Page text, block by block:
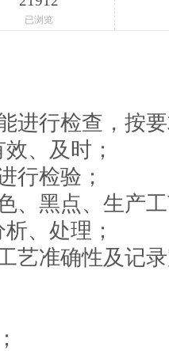
已浏览
进行检查，按
、及时；
行检验；
、黑点、生产
、处理；
艺准确性及记